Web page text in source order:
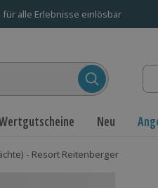
für alle Erlebnisse einlösbar
Neu
- Resort Reitenberger